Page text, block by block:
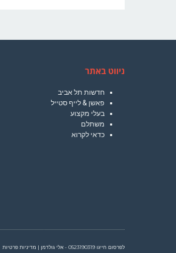
ניווט באתר
חדשות תל אביב
פאשן & לייף סטייל
בעלי מקצוע
משתלם
כדאי לקרוא
לפרסום חייגו 0523190319 - אלי גולדמן | מדיניות פרטיות